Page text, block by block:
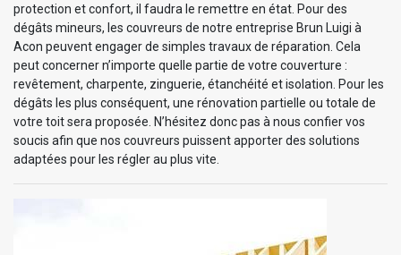
protection et confort, il faudra le remettre en état. Pour des
dégâts mineurs, les couvreurs de notre entreprise Brun Luigi à
Acon peuvent engager de simples travaux de réparation. Cela
peut concerner n’importe quelle partie de votre couverture :
revêtement, charpente, zinguerie, étanchéité et isolation. Pour les
dégâts les plus conséquent, une rénovation partielle ou totale de
votre toit sera proposée. N’hésitez donc pas à nous confier vos
soucis afin que nos couvreurs puissent apporter des solutions
adaptées pour les régler au plus vite.